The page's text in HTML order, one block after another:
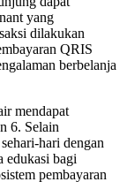
yang
dilakukan
QRIS
berbelanja
mendapat
6. Selain
hari dengan
edukasi bagi
pembayaran